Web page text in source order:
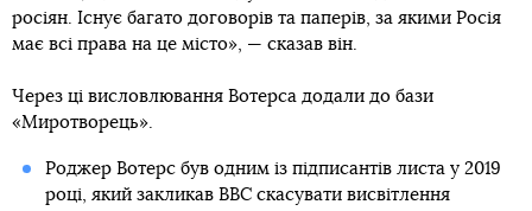
росіян. Існує багато договорів та паперів, за якими Росія
має всі права на це місто», — сказав він.
Через ці висловлювання Вотерса додали до бази
«Миротворець».
Роджер Вотерс був одним із підписантів листа у 2019
році, який закликав ВВС скасувати висвітлення